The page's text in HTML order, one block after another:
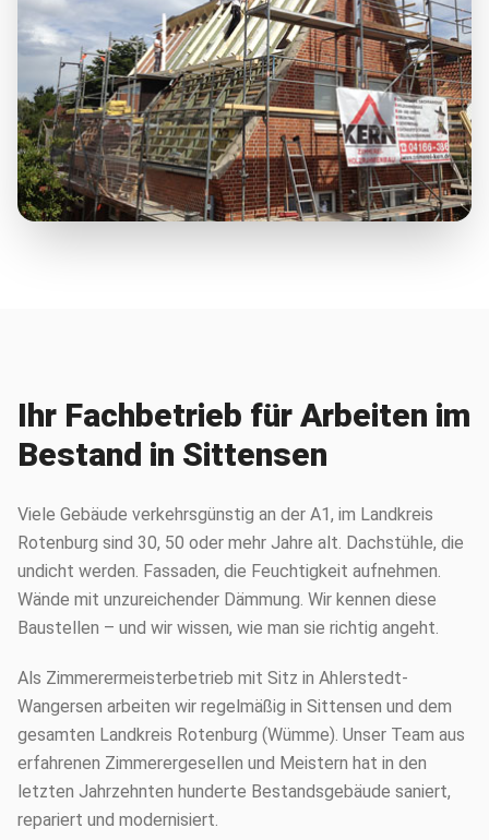
Ihr Fachbetrieb für Arbeiten im
Bestand in Sittensen
Viele Gebäude verkehrsgünstig an der A1, im Landkreis
Rotenburg sind 30, 50 oder mehr Jahre alt. Dachstühle, die
undicht werden. Fassaden, die Feuchtigkeit aufnehmen.
Wände mit unzureichender Dämmung. Wir kennen diese
Baustellen – und wir wissen, wie man sie richtig angeht.
Als Zimmerermeisterbetrieb mit Sitz in Ahlerstedt-
Wangersen arbeiten wir regelmäßig in Sittensen und dem
gesamten Landkreis Rotenburg (Wümme). Unser Team aus
erfahrenen Zimmerergesellen und Meistern hat in den
letzten Jahrzehnten hunderte Bestandsgebäude saniert,
repariert und modernisiert.